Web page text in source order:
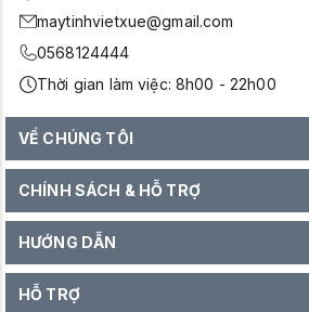
maytinhvietxue@gmail.com
0568124444
Thời gian làm việc: 8h00 - 22h00
VỀ CHÚNG TÔI
CHÍNH SÁCH & HỖ TRỢ
HƯỚNG DẪN
HỖ TRỢ